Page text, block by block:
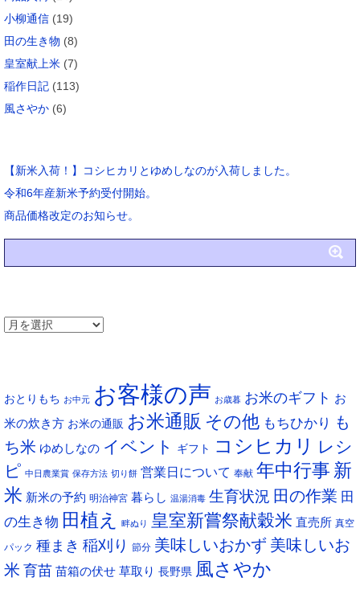
小柳通信 (19)
田の生き物 (8)
皇室献上米 (7)
稲作日記 (113)
風さやか (6)
【新米入荷！】コシヒカリとゆめしなのが入荷しました。
令和6年産新米予約受付開始。
商品価格改定のお知らせ。
ア
おとりもち お中元 お客様の声 お歳暮 お米のギフト お
米の炊き方 お米の通販 お米通販 その他 もちひかり も
ち米 ゆめしなの イベント ギフト コシヒカリ
レシ
ピ 中日農業賞 保存方法 切り餅 営業日について 奉献 年中行事 新
米 新米の予約 明治神宮 暮らし 温湯消毒 生育状況 田の作業 田
の生き物 田植え 畔ぬり 皇室新嘗祭献穀米 直売所 真空
パック 種まき 稲刈り 節分 美味しいおかず 美味しいお
米 育苗 苗箱の伏せ 草取り 長野県 風さやか